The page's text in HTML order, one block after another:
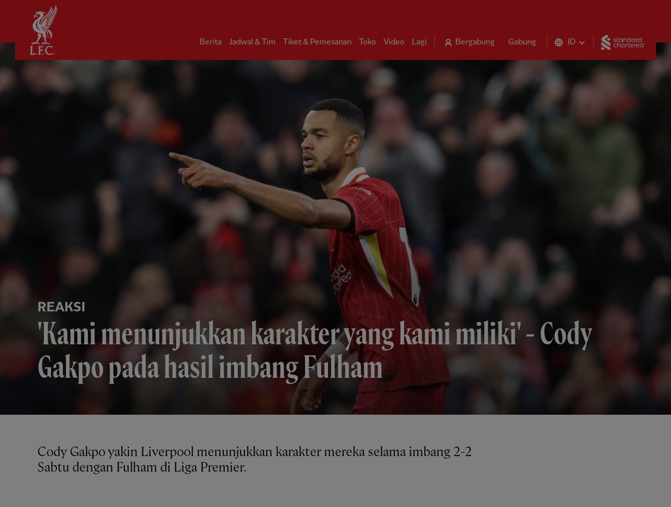
Berita Jadwal & Tim Tiket & Pemesanan Toko Video Lagi Bergabung Gabung ID
REAKSI
'Kami menunjukkan karakter yang kami miliki' - Cody
Gakpo pada hasil imbang Fulham
Cody Gakpo yakin Liverpool menunjukkan karakter mereka selama imbang 2-2
Sabtu dengan Fulham di Liga Premier.